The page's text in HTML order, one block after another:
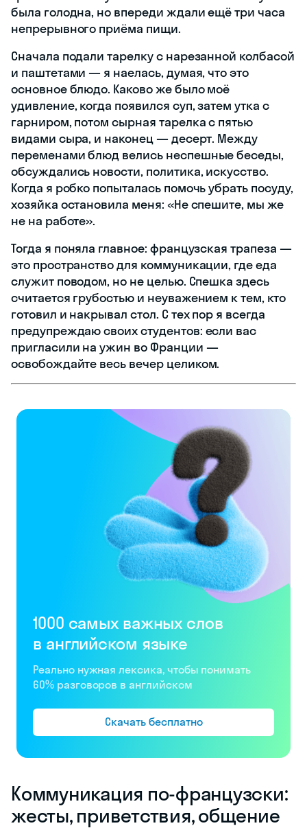
была голодна, но впереди ждали ещё три часа
непрерывного приёма пищи.
Сначала подали тарелку с нарезанной колбасой
и паштетами — я наелась, думая, что это
основное блюдо. Каково же было моё
удивление, когда появился суп, затем утка с
гарниром, потом сырная тарелка с пятью
видами сыра, и наконец — десерт. Между
переменами блюд велись неспешные беседы,
обсуждались новости, политика, искусство.
Когда я робко попыталась помочь убрать посуду,
хозяйка остановила меня: «Не спешите, мы же
не на работе».
Тогда я поняла главное: французская трапеза —
это пространство для коммуникации, где еда
служит поводом, но не целью. Спешка здесь
считается грубостью и неуважением к тем, кто
готовил и накрывал стол. С тех пор я всегда
предупреждаю своих студентов: если вас
пригласили на ужин во Франции —
освобождайте весь вечер целиком.
1000 самых важных слов
в английском языке
Реально нужная лексика, чтобы понимать
60% разговоров в английском
Скачать бесплатно
Коммуникация по-французски:
жесты, приветствия, общение